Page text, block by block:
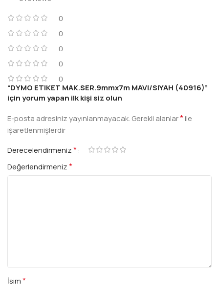
0
0
0
0
0
“DYMO ETIKET MAK.SER.9mmx7m MAVI/SIYAH (40916)”
için yorum yapan ilk kişi siz olun
E-posta adresiniz yayınlanmayacak. Gerekli alanlar*ile
işaretlenmişlerdir
Derecelendirmeniz*
Değerlendirmeniz*
İsim*